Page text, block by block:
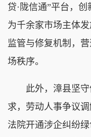
贷·陇信通”平台，
为千余家市场主体
监管与修复机制，
场秩序。
此外，漳县坚守
求，劳动人事争议调
法院开通涉企纠纷